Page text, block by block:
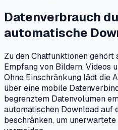
Datenverbrauch
automatische
Zu den Chatfunktionen
Empfang von Bildern, Videos
Ohne Einschränkung lädt die
über eine mobile
begrenztem Datenvolumen
automatischen Download auf
beschränken, um